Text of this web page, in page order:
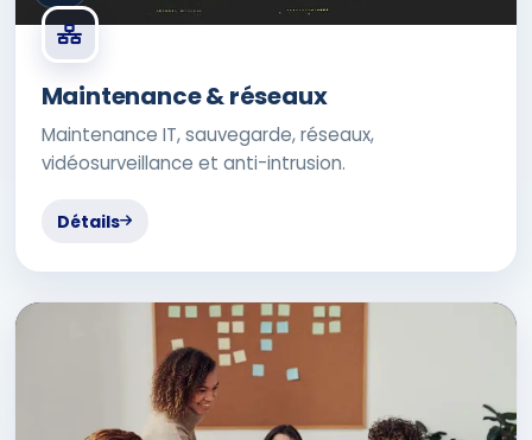
Maintenance & réseaux
Maintenance IT, sauvegarde, réseaux,
vidéosurveillance et anti-intrusion.
Détails